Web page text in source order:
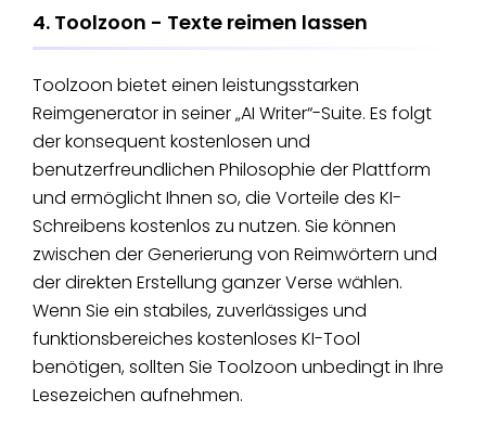
4. Toolzoon - Texte reimen lassen
Toolzoon bietet einen leistungsstarken
Reimgenerator in seiner „AI Writer“-Suite. Es folgt
der konsequent kostenlosen und
benutzerfreundlichen Philosophie der Plattform
und ermöglicht Ihnen so, die Vorteile des KI-
Schreibens kostenlos zu nutzen. Sie können
zwischen der Generierung von Reimwörtern und
der direkten Erstellung ganzer Verse wählen.
Wenn Sie ein stabiles, zuverlässiges und
funktionsbereiches kostenloses KI-Tool
benötigen, sollten Sie Toolzoon unbedingt in Ihre
Lesezeichen aufnehmen.